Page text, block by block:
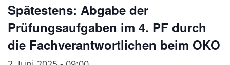
Spätestens: Abgabe der
Prüfungsaufgaben im 4. PF durch
die Fachverantwortlichen beim OKO